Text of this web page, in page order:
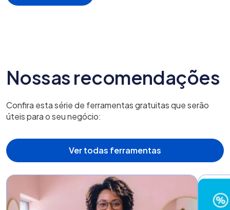
Nossas recomendações
Confira esta série de ferramentas gratuitas que serão
úteis para o seu negócio:
Ver todas ferramentas